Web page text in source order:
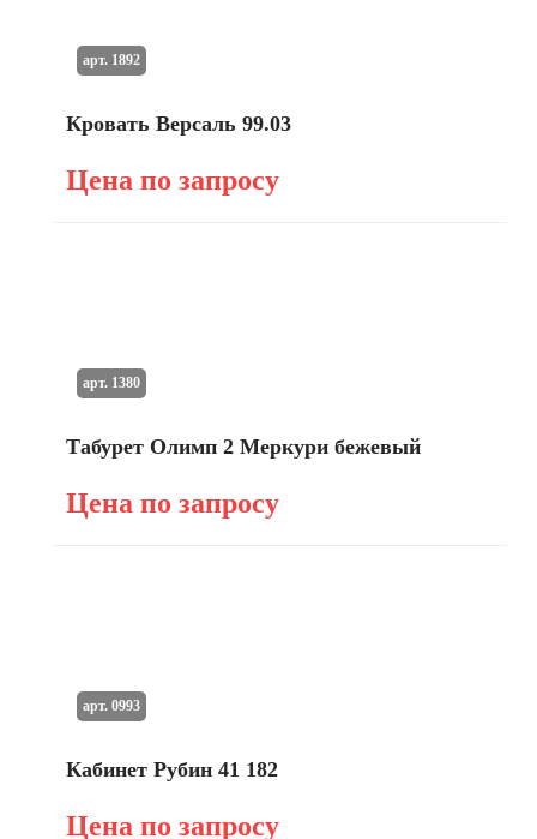
Кровать Версаль 99.03
Цена по запросу
арт. 1892
Табурет Олимп 2 Меркури бежевый
Цена по запросу
арт. 1380
Кабинет Рубин 41 182
Цена по запросу
арт. 0993